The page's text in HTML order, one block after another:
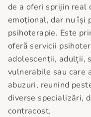
de a oferi sprijin real
emoțional, dar nu își
psihoterapie. Este
oferă servicii
adolescenții, adulții,
vulnerabile sau care
abuzuri, reunind
diverse specializări,
contracost.